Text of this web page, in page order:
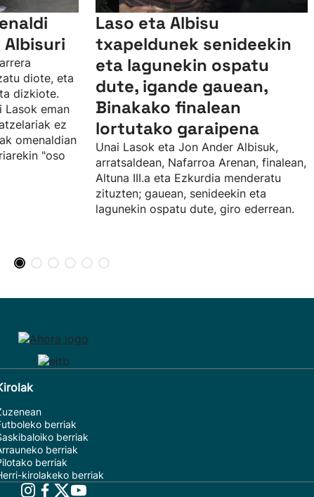
diote, eta
dizkiote.
Lasok eman
ez
omenaldian
"oso
Laso eta Albisu
txapeldunek senideekin
eta lagunekin ospatu
dute, igande gauean,
Binakako finalean
lortutako garaipena
Unai Lasok eta Jon Ander Albisuk,
arratsaldean, Nafarroa Arenan, finalean,
Altuna III.a eta Ezkurdia menderatu
zituzten; gauean, senideekin eta
lagunekin ospatu dute, giro ederrean.
berriak
berriak
berriak
berriak
kirolakeko berriak